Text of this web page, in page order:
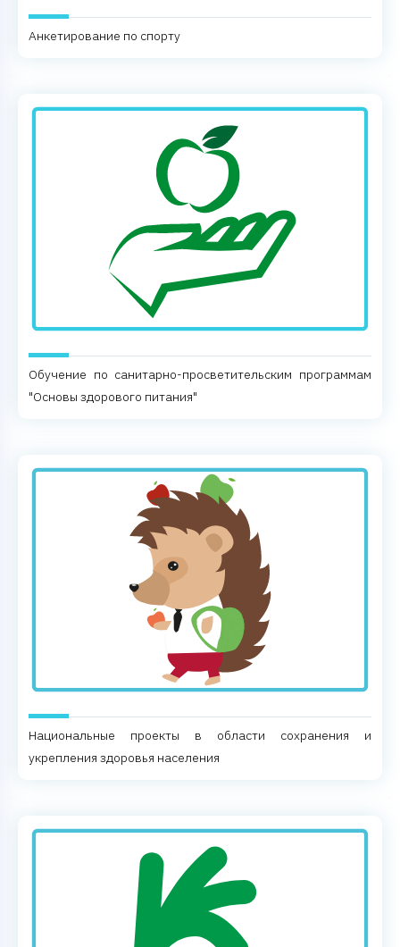
Анкетирование по спорту
Обучение по санитарно-просветительским программам
"Основы здорового питания"
Национальные проекты в области сохранения и
укрепления здоровья населения